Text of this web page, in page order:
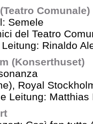
Comunale)
Semele
del Teatro
Rinaldo
(Konserthuset)
Royal
Leitung: Matthias